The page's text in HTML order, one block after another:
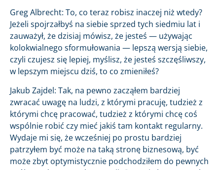
Greg Albrecht: To, co teraz robisz inaczej niż wtedy?
Jeżeli spojrzałbyś na siebie sprzed tych siedmiu lat i
zauważył, że dzisiaj mówisz, że jesteś — używając
kolokwialnego sformułowania — lepszą wersją siebie,
czyli czujesz się lepiej, myślisz, że jesteś szczęśliwszy,
w lepszym miejscu dziś, to co zmieniłeś?
Jakub Zajdel: Tak, na pewno zacząłem bardziej
zwracać uwagę na ludzi, z którymi pracuję, tudzież z
którymi chcę pracować, tudzież z którymi chcę coś
wspólnie robić czy mieć jakiś tam kontakt regularny.
Wydaje mi się, że wcześniej po prostu bardziej
patrzyłem być może na taką stronę biznesową, być
może zbyt optymistycznie podchodziłem do pewnych